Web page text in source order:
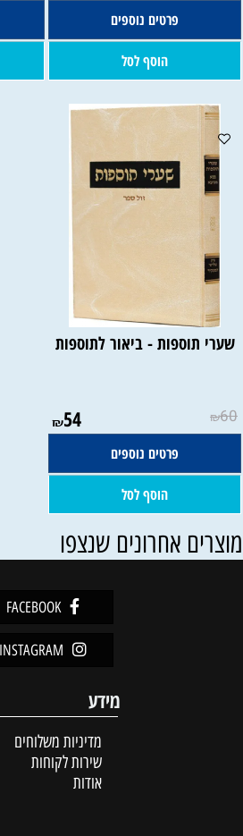
פרטים נוספים
הוסף לסל
שערי תוספות - ביאור לתוספות
₪60
₪54
פרטים נוספים
הוסף לסל
אחרונים שנצפו
FACEBOOK
INSTAGRAM
מידע
מדיניות משלוחים
שירות לקוחות
אודות